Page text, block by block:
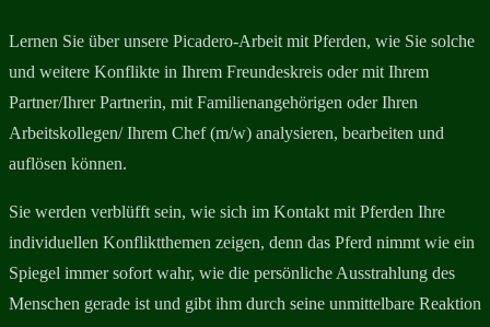
Lernen Sie über unsere Picadero-Arbeit mit Pferden, wie Sie solche
und weitere Konflikte in Ihrem Freundeskreis oder mit Ihrem
Partner/Ihrer Partnerin, mit Familienangehörigen oder Ihren
Arbeitskollegen/ Ihrem Chef (m/w) analysieren, bearbeiten und
auflösen können.
Sie werden verblüfft sein, wie sich im Kontakt mit Pferden Ihre
individuellen Konfliktthemen zeigen, denn das Pferd nimmt wie ein
Spiegel immer sofort wahr, wie die persönliche Ausstrahlung des
Menschen gerade ist und gibt ihm durch seine unmittelbare Reaktion